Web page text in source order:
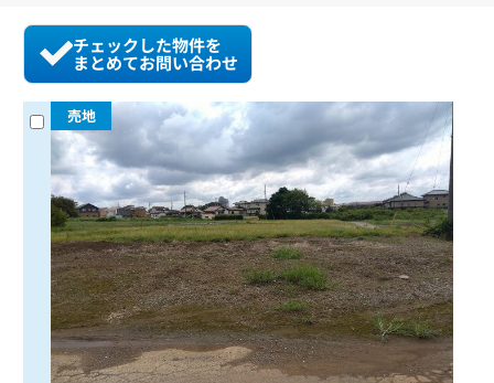
チェックした物件を
まとめてお問い合わせ
売地